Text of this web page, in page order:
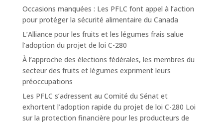
Occasions manquées : Les PFLC font appel à l’action
pour protéger la sécurité alimentaire du Canada
L’Alliance pour les fruits et les légumes frais salue
l’adoption du projet de loi C-280
À l’approche des élections fédérales, les membres du
secteur des fruits et légumes expriment leurs
préoccupations
Les PFLC s’adressent au Comité du Sénat et
exhortent l’adoption rapide du projet de loi C-280 Loi
sur la protection financière pour les producteurs de